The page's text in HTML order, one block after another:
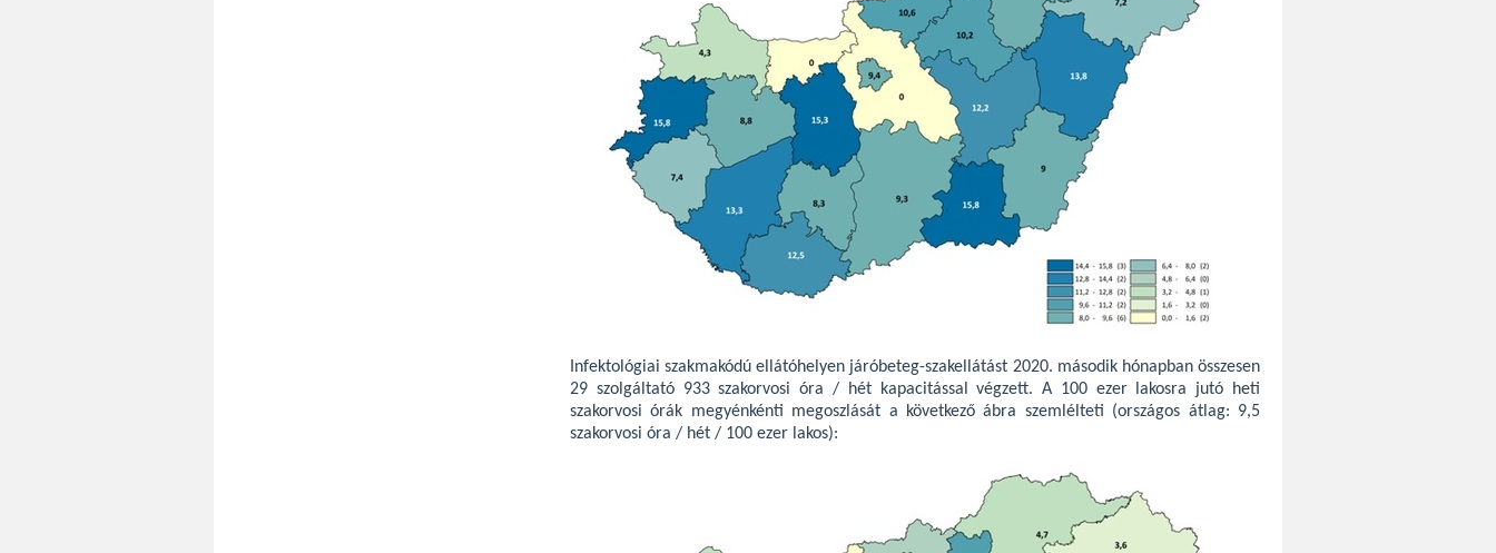
Infektológiai szakmakódú ellátóhelyen járóbeteg-szakellátást 2020. második hónapban összesen
29 szolgáltató 933 szakorvosi óra / hét kapacitással végzett. A 100 ezer lakosra jutó heti
szakorvosi órák megyénkénti megoszlását a következő ábra szemlélteti (országos átlag: 9,5
szakorvosi óra / hét / 100 ezer lakos):